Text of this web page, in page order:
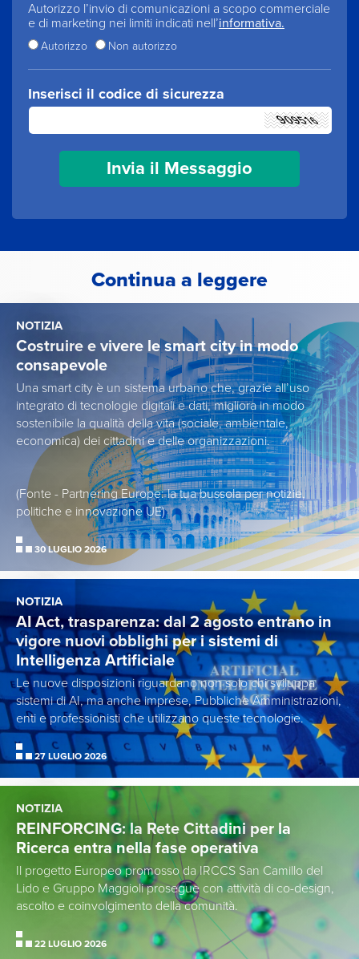
Autorizzo l’invio di comunicazioni a scopo commerciale
e di marketing nei limiti indicati nell’informativa.
Autorizzo Non autorizzo
Inserisci il codice di sicurezza
Continua a leggere
NOTIZIA
Costruire e vivere le smart city in modo
consapevole
Una smart city è un sistema urbano che, grazie all’uso
integrato di tecnologie digitali e dati, migliora in modo
sostenibile la qualità della vita (sociale, ambientale,
economica) dei cittadini e delle organizzazioni.
(Fonte - Partnering Europe: la tua bussola per notizie,
politiche e innovazione UE)
30 LUGLIO 2026
NOTIZIA
AI Act, trasparenza: dal 2 agosto entrano in
vigore nuovi obblighi per i sistemi di
Intelligenza Artificiale
Le nuove disposizioni riguardano non solo chi sviluppa
sistemi di AI, ma anche imprese, Pubbliche Amministrazioni,
enti e professionisti che utilizzano queste tecnologie.
27 LUGLIO 2026
NOTIZIA
REINFORCING: la Rete Cittadini per la
Ricerca entra nella fase operativa
Il progetto Europeo promosso da IRCCS San Camillo del
Lido e Gruppo Maggioli prosegue con attività di co-design,
ascolto e coinvolgimento della comunità.
22 LUGLIO 2026